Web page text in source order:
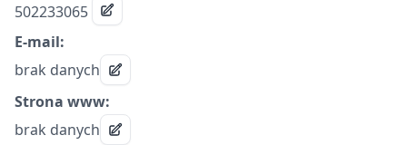
502233065
E-mail:
brak danych
Strona www:
brak danych